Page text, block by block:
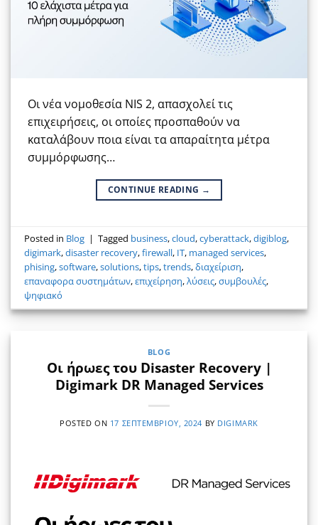
Οι νέα νομοθεσία NIS 2, απασχολεί τις
επιχειρήσεις, οι οποίες προσπαθούν να
καταλάβουν ποια είναι τα απαραίτητα μέτρα
συμμόρφωσης…
CONTINUE READING →
Posted in Blog | Tagged business,cloud,cyberattack,digiblog,
digimark,disaster recovery,firewall, IT, managed services,
phising,software,solutions,tips,trends,διαχείριση,
επαναφορα συστημάτων,επιχείρηση,λύσεις,συμβουλές,
ψηφιακό
BLOG
Οι ήρωες του Disaster Recovery |
Digimark DR Managed Services
POSTED ON 17 ΣΕΠΤΕΜΒΡΊΟΥ, 2024 BY DIGIMARK